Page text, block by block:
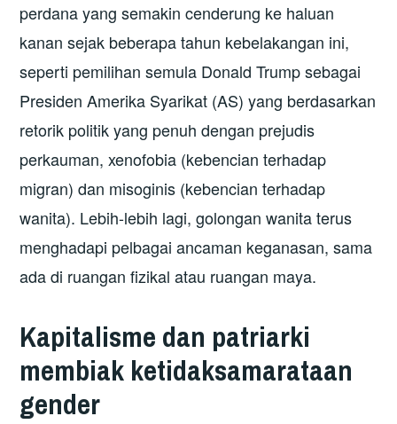
perdana yang semakin cenderung ke haluan
kanan sejak beberapa tahun kebelakangan ini,
seperti pemilihan semula Donald Trump sebagai
Presiden Amerika Syarikat (AS) yang berdasarkan
retorik politik yang penuh dengan prejudis
perkauman, xenofobia (kebencian terhadap
migran) dan misoginis (kebencian terhadap
wanita). Lebih-lebih lagi, golongan wanita terus
menghadapi pelbagai ancaman keganasan, sama
ada di ruangan fizikal atau ruangan maya.
Kapitalisme dan patriarki
membiak ketidaksamarataan
gender